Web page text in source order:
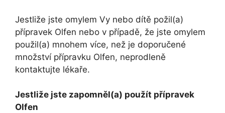
Jestliže jste omylem Vy nebo dítě požil(a)
přípravek Olfen nebo v případě, že jste omylem
použil(a) mnohem více, než je doporučené
množství přípravku Olfen, neprodleně
kontaktujte lékaře.
Jestliže jste zapomněl(a) použít přípravek
Olfen